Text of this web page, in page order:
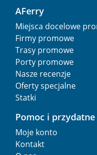
AFerry
Miejsca docelowe
Firmy promowe
Trasy promowe
Porty promowe
Nasze recenzje
Oferty specjalne
Statki
Pomoc i
Moje konto
Kontakt